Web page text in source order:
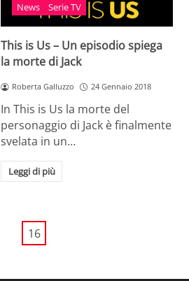
News Serie TV
This is Us – Un episodio spiega
la morte di Jack
Roberta Galluzzo 24 Gennaio 2018
In This is Us la morte del
personaggio di Jack è finalmente
svelata in un…
Leggi di più
16